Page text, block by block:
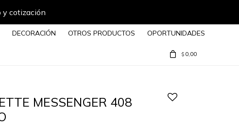
y cotización
DECORACIÓN OTROS PRODUCTOS OPORTUNIDADES
$ 0,00
MESSENGER 408